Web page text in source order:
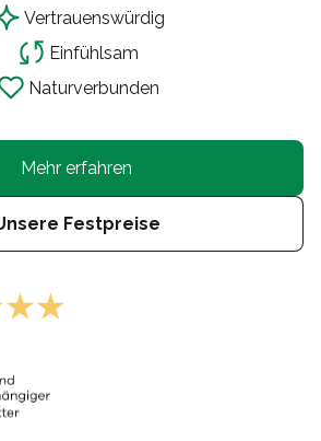
Vertrauenswürdig
Einfühlsam
Naturverbunden
Mehr erfahren
Festpreise